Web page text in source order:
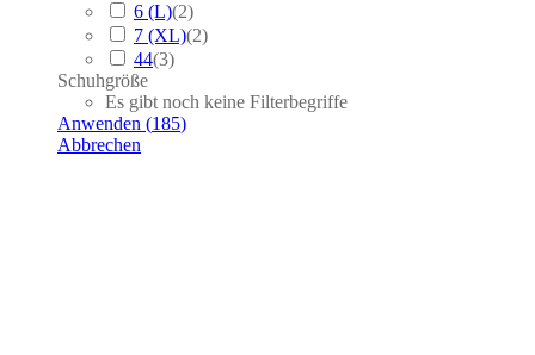
6 (L)(2)
7 (XL)(2)
44(3)
Schuhgröße
Es gibt noch keine Filterbegriffe
Anwenden (185)
Abbrechen